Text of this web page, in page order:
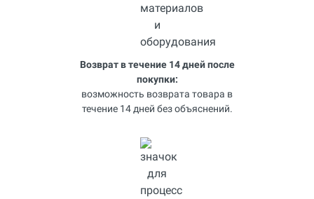
Возврат в течение 14 дней после
покупки:
возможность возврата товара в
течение 14 дней без объяснений.